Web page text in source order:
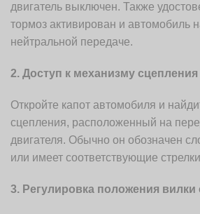
двигатель выключен. Также
тормоз активирован и автомобиль
нейтральной передаче.
2. Доступ к механизму сцепления
Откройте капот автомобиля и
сцепления, расположенный на
двигателя. Обычно он обозначен
или имеет соответствующие
3. Регулировка положения вилки